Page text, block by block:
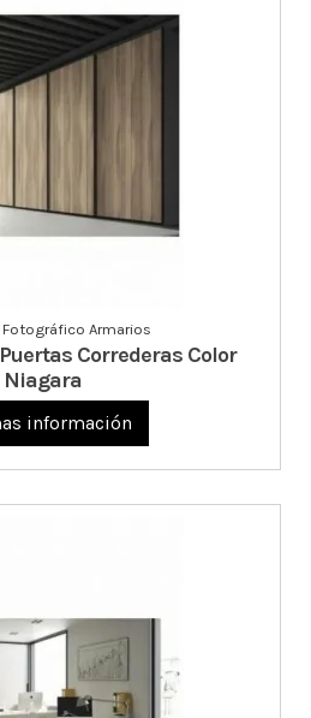
Armarios
Correderas Color
Niagara
información